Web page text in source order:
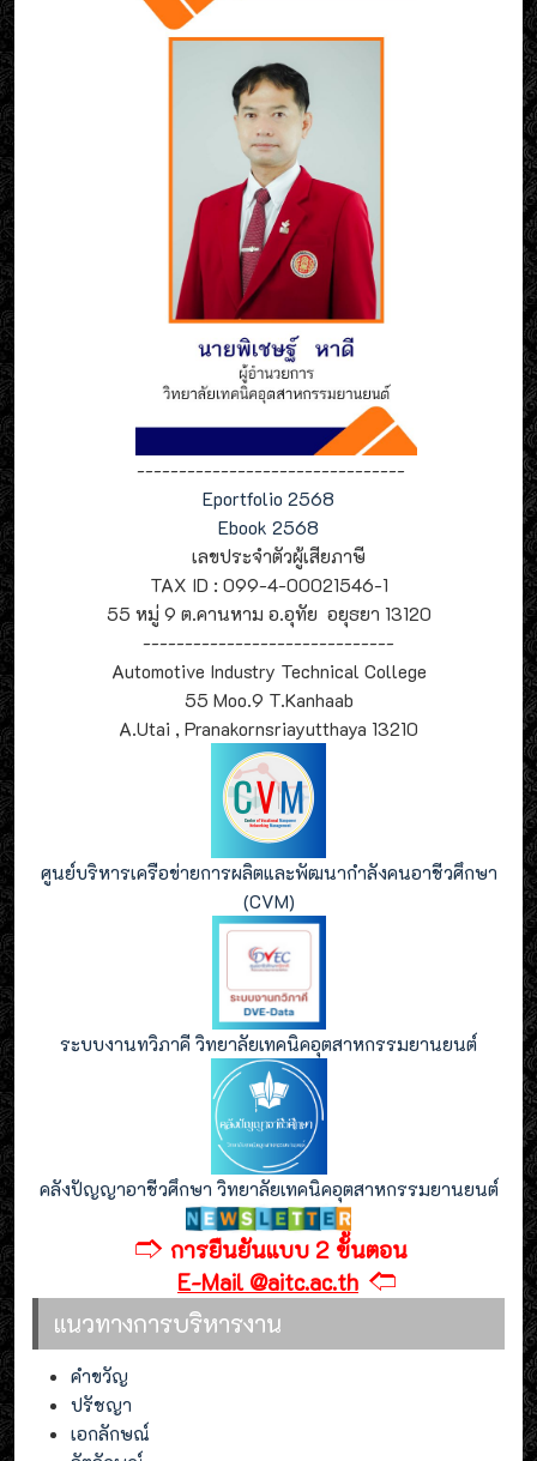
--------------------------------
Eportfolio 2568
Ebook 2568
เลขประจำตัวผู้เสียภาษี
TAX ID : 099-4-00021546-1
55 หมู่ 9 ต.คานหาม อ.อุทัย อยุธยา 13120
------------------------------
Automotive Industry Technical College
55 Moo.9 T.Kanhaab
A.Utai , Pranakornsriayutthaya 13210
ศูนย์บริหารเครือข่ายการผลิตและพัฒนากำลังคนอาชีวศึกษา
(CVM)
ระบบงานทวิภาคี วิทยาลัยเทคนิคอุตสาหกรรมยานยนต์
คลังปัญญาอาชีวศึกษา วิทยาลัยเทคนิคอุตสาหกรรมยานยนต์
🢣 การยืนยันแบบ 2 ขั้นตอน
E-Mail @aitc.ac.th 🢢
แนวทางการบริหารงาน
คำขวัญ
ปรัชญา
เอกลักษณ์